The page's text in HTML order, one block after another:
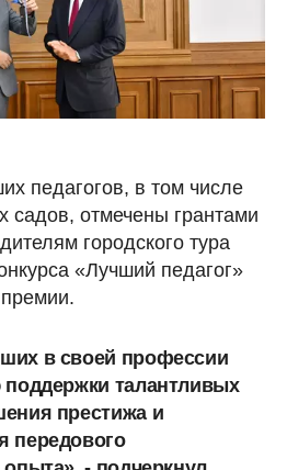
педагогов, в том числе
садов, отмечены грантами
городского тура
«Лучший педагог»
в своей профессии
поддержки талантливых
престижа и
передового